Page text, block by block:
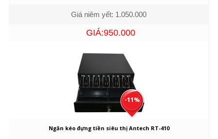
Giá niêm yết: 1.050.000
GIÁ:950.000
-11%
Ngăn kéo đựng tiền siêu thị Antech RT-410